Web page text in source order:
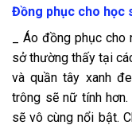
Đồng phục cho học
_ Áo đồng phục
sở thường thấy tại
và quần tây xanh
trông sẽ nữ tính
sẽ vô cùng nổi bật.